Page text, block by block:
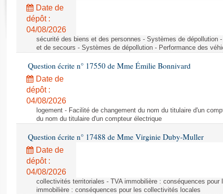
Rapports législatifs
Rapports sur l'application des lois
Baromètre de l’application des lois
Dossiers législatifs
Budget et sécurité sociale
Questions écrites et orales
Comptes rendus des débats
Date de
dépôt :
04/08/2026
sécurité des biens et des personnes - Systèmes de dépollution
et de secours - Systèmes de dépollution - Performance des
Question écrite n° 17550 de Mme Émilie Bonnivard
Date de
dépôt :
04/08/2026
logement - Facilité de changement du nom du titulaire d'un
du nom du titulaire d'un compteur électrique
Question écrite n° 17488 de Mme Virginie Duby-Muller
Date de
dépôt :
04/08/2026
collectivités territoriales - TVA immobilière : conséquences
immobilière : conséquences pour les collectivités locales